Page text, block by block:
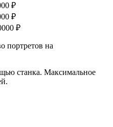
₽
₽
₽
портретов на
станка. Максимальное